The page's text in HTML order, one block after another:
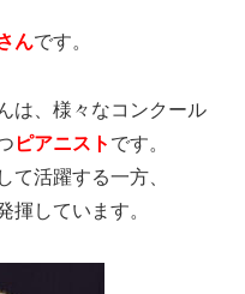
んです。
は、様々なコンクール
ピアニスト です。
て活躍する一方、
揮しています。